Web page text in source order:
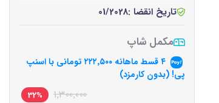
تاریخ انقضا :01/2028
مکمل شاپ
۲۲۲٬۵۰۰تومانی با اسنپ
پی! (بدون کارمزد)
1,300,000
32%